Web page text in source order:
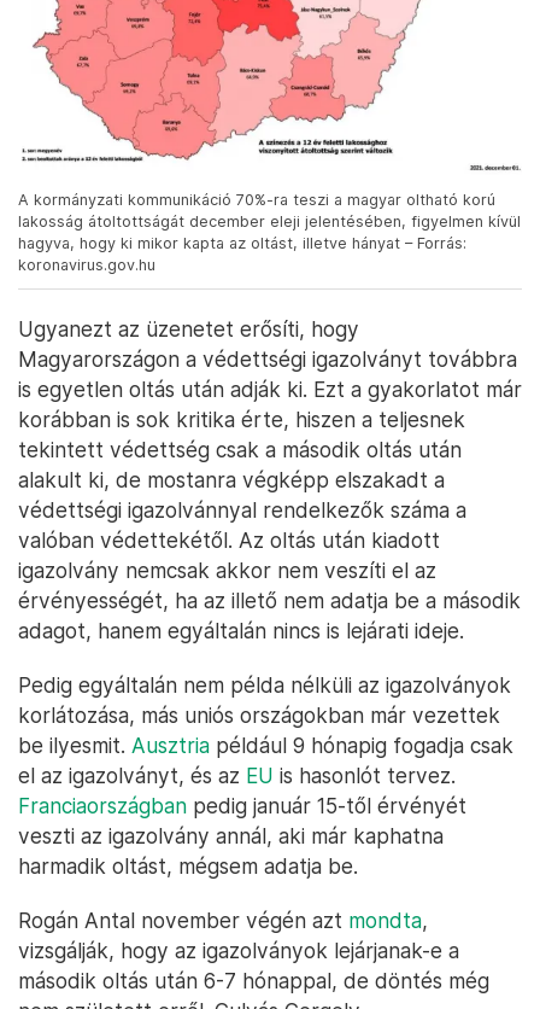
A kormányzati kommunikáció 70%-ra teszi a magyar oltható korú
lakosság átoltottságát december eleji jelentésében, figyelmen kívül
hagyva, hogy ki mikor kapta az oltást, illetve hányat – Forrás:
koronavirus.gov.hu
Ugyanezt az üzenetet erősíti, hogy
Magyarországon a védettségi igazolványt továbbra
is egyetlen oltás után adják ki. Ezt a gyakorlatot már
korábban is sok kritika érte, hiszen a teljesnek
tekintett védettség csak a második oltás után
alakult ki, de mostanra végképp elszakadt a
védettségi igazolvánnyal rendelkezők száma a
valóban védettekétől. Az oltás után kiadott
igazolvány nemcsak akkor nem veszíti el az
érvényességét, ha az illető nem adatja be a második
adagot, hanem egyáltalán nincs is lejárati ideje.
Pedig egyáltalán nem példa nélküli az igazolványok
korlátozása, más uniós országokban már vezettek
be ilyesmit. Ausztria például 9 hónapig fogadja csak
el az igazolványt, és az EU is hasonlót tervez.
Franciaországban pedig január 15-től érvényét
veszti az igazolvány annál, aki már kaphatna
harmadik oltást, mégsem adatja be.
Rogán Antal november végén azt mondta,
vizsgálják, hogy az igazolványok lejárjanak-e a
második oltás után 6-7 hónappal, de döntés még